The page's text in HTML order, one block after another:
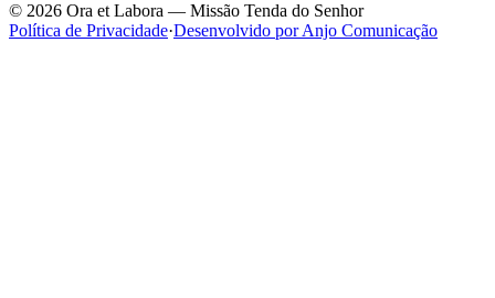
© 2026 Ora et Labora — Missão Tenda do Senhor
Política de Privacidade·Desenvolvido por Anjo Comunicação